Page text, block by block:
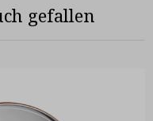
gefallen